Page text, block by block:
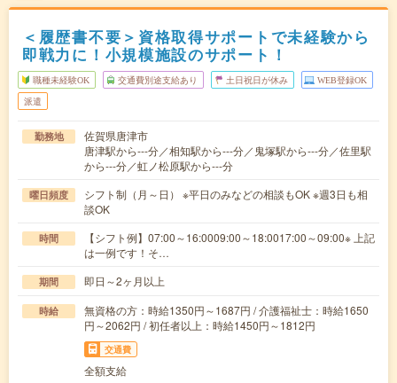
＜履歴書不要＞資格取得サポートで未経験から
即戦力に！小規模施設のサポート！
職種未経験OK 交通費別途支給あり 土日祝日が休み WEB登録OK
派遣
勤務地
佐賀県唐津市
唐津駅から---分／相知駅から---分／鬼塚駅から---分／佐里駅
から---分／虹ノ松原駅から---分
曜日頻度
シフト制（月～日） ※平日のみなどの相談もOK ※週3日も相
談OK
時間
【シフト例】07:00～16:0009:00～18:0017:00～09:00※ 上記
は一例です！そ…
期間 即日～2ヶ月以上
時給
無資格の方：時給1350円～1687円 / 介護福祉士：時給1650
円～2062円 / 初任者以上：時給1450円～1812円
交通費
全額支給